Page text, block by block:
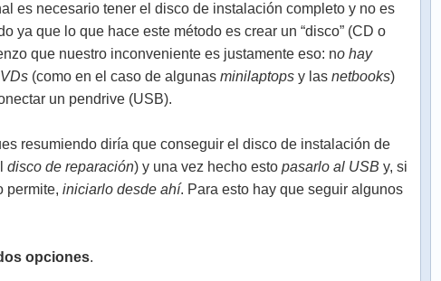
es necesario tener el disco de instalación completo y no es
ya que lo que hace este método es crear un “disco” (CD o
que nuestro inconveniente es justamente eso: no hay
(como en el caso de algunas minilaptops y las netbooks)
un pendrive (USB).
resumiendo diría que conseguir el disco de instalación de
disco de reparación) y una vez hecho esto pasarlo al USB y, si
permite, iniciarlo desde ahí. Para esto hay que seguir algunos
opciones.